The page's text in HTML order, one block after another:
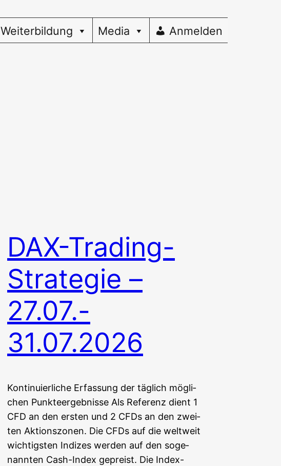
Weiterbildung Media Anmelden
DAX-Trading-
Strategie –
27.07.-
31.07.2026
Kon­ti­nu­ier­li­che Erfas­sung der täg­lich mög­li­
chen Punkteergebnisse Als Refe­renz dient 1
CFD an den ers­ten und 2 CFDs an den zwei­
ten Aktionszonen. Die CFDs auf die welt­weit
wich­tigs­ten Indi­zes wer­den auf den soge­
nann­ten Cash-Index gepreist. Die Index-